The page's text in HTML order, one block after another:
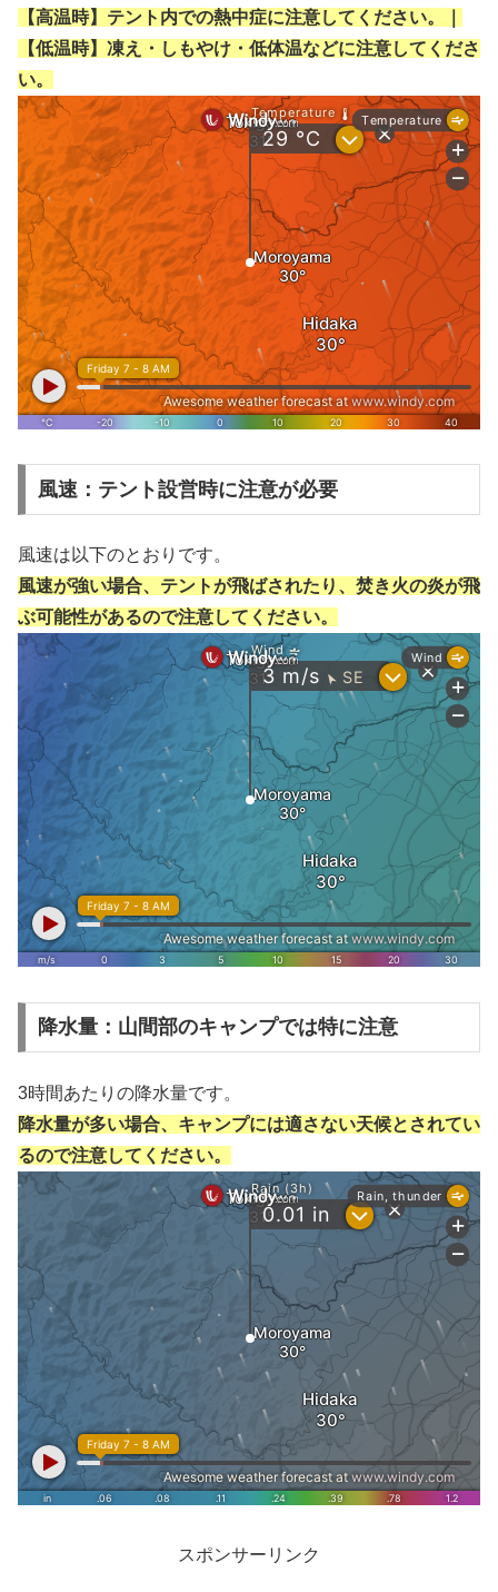
【高温時】テント内での熱中症に注意してください。｜
【低温時】凍え・しもやけ・低体温などに注意してくださ
い。
風速：テント設営時に注意が必要
風速は以下のとおりです。
風速が強い場合、テントが飛ばされたり、焚き火の炎が飛
ぶ可能性があるので注意してください。
降水量：山間部のキャンプでは特に注意
3時間あたりの降水量です。
降水量が多い場合、キャンプには適さない天候とされてい
るので注意してください。
スポンサーリンク